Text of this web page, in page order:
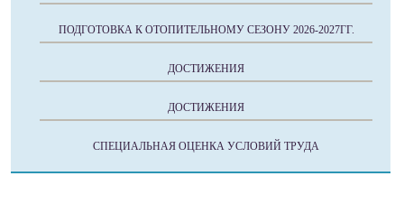
ПОДГОТОВКА К ОТОПИТЕЛЬНОМУ СЕЗОНУ 2026-2027ГГ.
ДОСТИЖЕНИЯ
ДОСТИЖЕНИЯ
СПЕЦИАЛЬНАЯ ОЦЕНКА УСЛОВИЙ ТРУДА